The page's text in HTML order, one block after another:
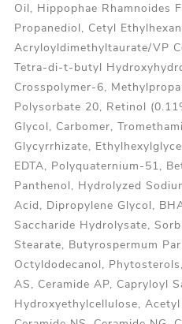
Oil, Hippophae Rhamnoides
Propanediol, Cetyl
Acryloyldimethyltaurate/VP
Tetra-di-t-butyl
Crosspolymer-6,
Polysorbate 20, Retinol
Glycol, Carbomer,
Glycyrrhizate,
EDTA, Polyquaternium-51,
Panthenol, Hydrolyzed
Acid, Dipropylene Glycol,
Saccharide Hydrolysate,
Stearate, Butyrospermum
Octyldodecanol,
AS, Ceramide AP, Capryloyl
Hydroxyethylcellulose,